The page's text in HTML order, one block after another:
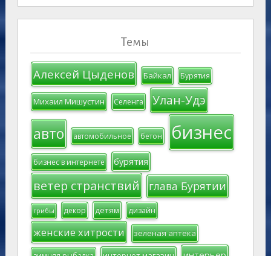
Темы
Алексей Цыденов Байкал Бурятия
Михаил Мишустин Селенга Улан-Удэ
авто автомобильное бетон бизнес
бизнес в интернете бурятия
ветер странствий глава Бурятии
грибы декор детям дизайн
женские хитрости зеленая аптека